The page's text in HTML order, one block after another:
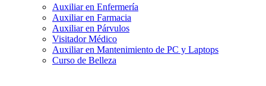
Auxiliar en Enfermería
Auxiliar en Farmacia
Auxiliar en Párvulos
Visitador Médico
Auxiliar en Mantenimiento de PC y Laptops
Curso de Belleza